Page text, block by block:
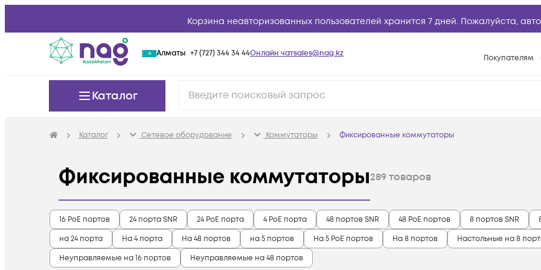
Корзина неавторизованных пользователей хранится 7 дней. Пожалуйста,
Алматы +7 (727) 344 34 44Онлайн чатsales@nag.kz Покупателям
Каталог
Каталог Сетевое оборудование Коммутаторы Фиксированные коммутаторы
Фиксированные коммутаторы289 товаров
16 PoE портов 24 порта SNR 24 PoE порта 4 PoE порта 48 портов SNR 48 PoE портов 8 портов SNR
на 24 порта
На 4 порта На 48 портов на 5 портов На 5 PoE портов На 8 портов Настольные на 8
Неуправляемые на 16 портов
Неуправляемые на 48 портов